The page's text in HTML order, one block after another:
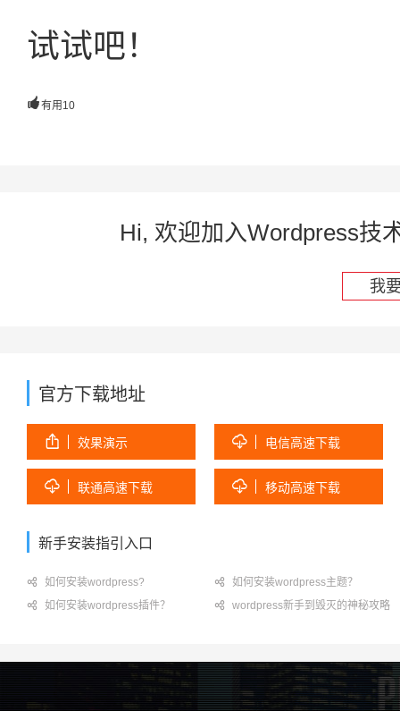
试试吧！
有用 10
Hi, 欢迎加入Wordpress技
我
官方下载地址
 效果演示  电信高速下载
 联通高速下载  移动高速下载
新手安装指引入口
 如何安装wordpress?  如何安装wordpress主题？
 如何安装wordpress插件？  wordpress新手到毁灭的神秘攻略